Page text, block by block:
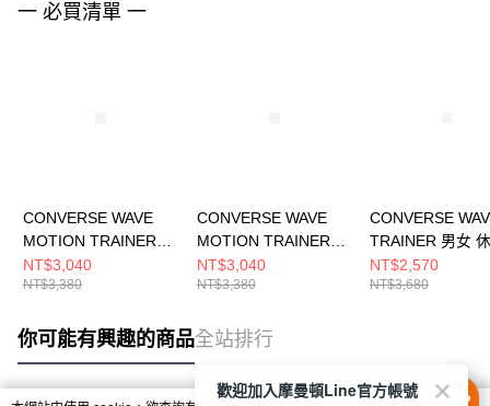
一 必買清單 一
CONVERSE WAVE
MOTION TRAINER
OX WHITE 男女 休閒
鞋 A19127C
NT$3,040
NT$3,380
CONVERSE WAVE
MOTION TRAINER
OX BLACK 男女 休閒
鞋 A19128C
NT$3,040
NT$3,380
CONVERSE
TRAINER 男女
A12836C
NT$2,570
NT$3,680
你可能有興趣的商品全站排行
歡迎加入摩曼頓Line官方帳號